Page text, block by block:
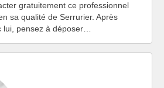
gratuitement ce professionnel
sa qualité de Serrurier. Après
lui, pensez à déposer…